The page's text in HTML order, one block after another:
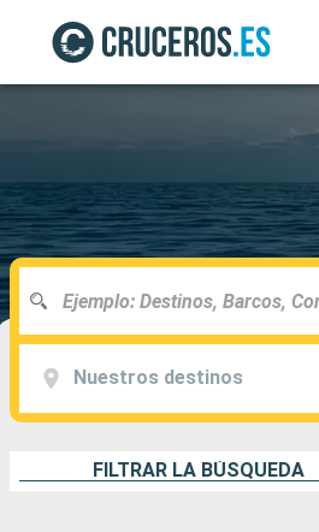
Nuestros destinos
FILTRAR LA BÚSQUEDA